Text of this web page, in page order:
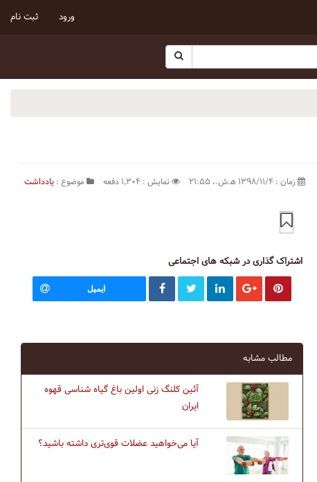
ورود ثبت نام
زمان : ۱۳۹۸/۱۱/۴ ه‍.ش.،‏ ۲۱:۵۵ نمایش : ۱٬۳۰۴ دفعه موضوع : یادداشت
اشتراک گذاری در شبکه های اجتماعی
ایمیل
مطالب مشابه
آئین کلنگ زنی اولین باغ گیاه شناسی قهوه
ایران
آیا می‌خواهید عضلات قوی‌تری داشته باشید؟